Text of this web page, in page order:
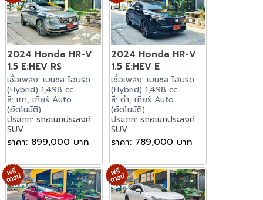
2024 Honda HR-V
1.5 E:HEV RS
เชื้อเพลิง: เบนซิล ไฮบริด
(Hybrid) 1,498 cc.
สี: เทา, เกียร์ Auto
(อัตโนมัติ)
ประเภท:รถอเนกประสงค์
SUV
ราคา: 899,000 บาท
2024 Honda HR-V
1.5 E:HEV E
เชื้อเพลิง: เบนซิล ไฮบริด
(Hybrid) 1,498 cc.
สี: ดำ, เกียร์ Auto
(อัตโนมัติ)
ประเภท: รถอเนกประสงค์
SUV
ราคา: 789,000 บาท